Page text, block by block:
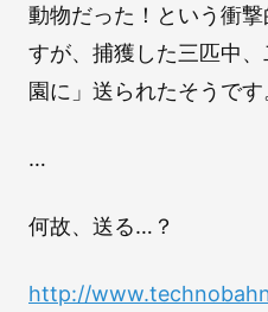
動物だった！という衝
すが、捕獲した三匹中
園に」送られたそうです
…
何故、送る…？
http://